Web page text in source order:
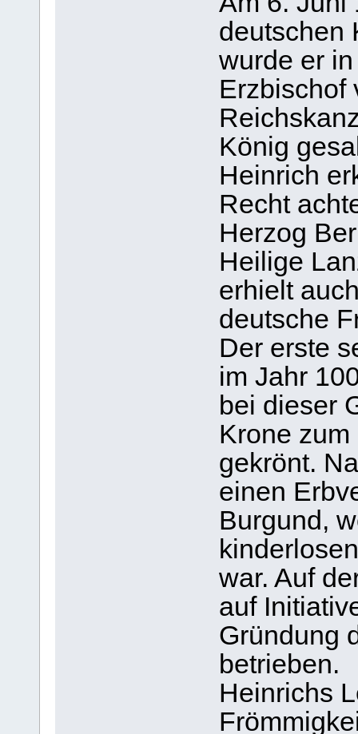
deutschen
wurde er
Erzbischof
König
Heinrich
Recht
Herzog
Heilige
erhielt
deutsche
Der erste
im Jahr
bei dieser
Krone
gekrönt.
einen
Burgund,
war. Auf
auf
Gründung
betrieben.
Heinrichs